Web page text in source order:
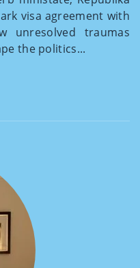
visa agreement with
unresolved traumas
the politics...